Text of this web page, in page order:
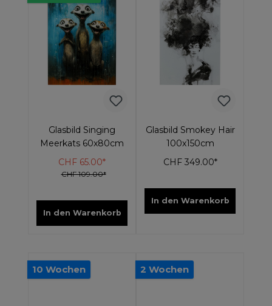
Glasbild Singing
Meerkats 60x80cm
CHF 65.00*
CHF 109.00*
In den Warenkorb
Glasbild Smokey Hair
100x150cm
CHF 349.00*
In den Warenkorb
10 Wochen 2 Wochen